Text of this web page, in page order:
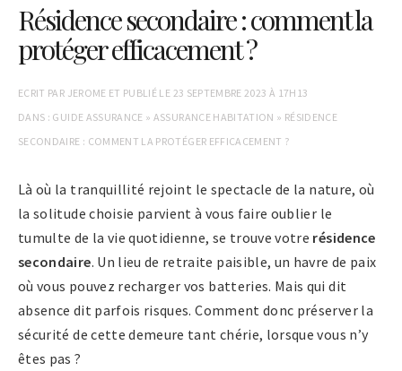
Résidence secondaire : comment la
protéger efficacement ?
ECRIT PAR JEROME ET PUBLIÉ LE 23 SEPTEMBRE 2023 À 17H13
DANS : GUIDE ASSURANCE » ASSURANCE HABITATION » RÉSIDENCE
SECONDAIRE : COMMENT LA PROTÉGER EFFICACEMENT ?
Là où la tranquillité rejoint le spectacle de la nature, où
la solitude choisie parvient à vous faire oublier le
tumulte de la vie quotidienne, se trouve votre résidence
secondaire. Un lieu de retraite paisible, un havre de paix
où vous pouvez recharger vos batteries. Mais qui dit
absence dit parfois risques. Comment donc préserver la
sécurité de cette demeure tant chérie, lorsque vous n’y
êtes pas ?